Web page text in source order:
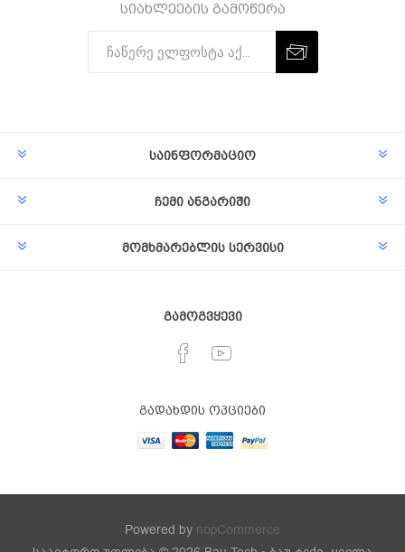
სიახლეების გამოწერა
საინფორმაციო
ჩემი ანგარიში
მომხმარებლის სერვისი
გამოგვყევი
გადახდის ოპციები
Powered by nopCommerce